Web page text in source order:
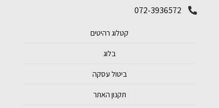
072-3936572
קטלוג רהיטים
בלוג
ביטול עסקה
תקנון האתר